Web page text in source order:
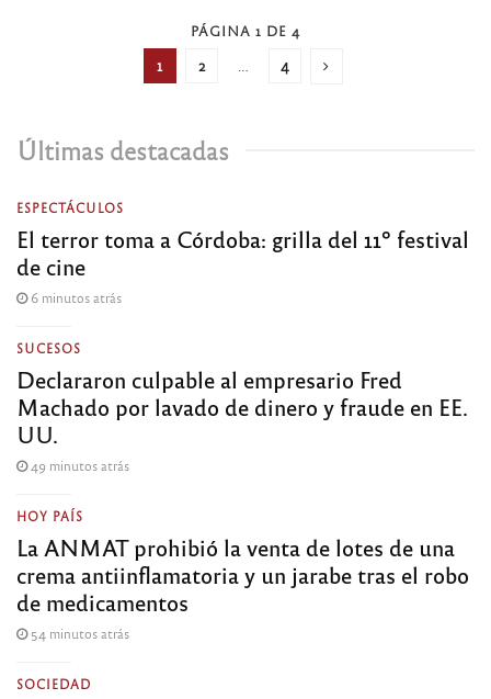
PÁGINA 1 DE 4
1 2 4
Últimas destacadas
ESPECTÁCULOS
El terror toma a Córdoba: grilla del 11º festival
de cine
6 minutos atrás
SUCESOS
Declararon culpable al empresario Fred
Machado por lavado de dinero y fraude en EE.
UU.
49 minutos atrás
HOY PAÍS
La ANMAT prohibió la venta de lotes de una
crema antiinflamatoria y un jarabe tras el robo
de medicamentos
54 minutos atrás
SOCIEDAD